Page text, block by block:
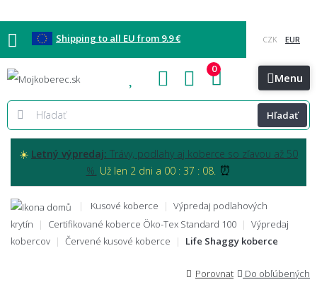
Shipping to all EU from 9.9 €
Blog Kontakt Menu
Hľadať
0
☀️ Letný výpredaj: Trávy, podlahy aj koberce so zľavou až 50
%. Už len 2 dni a 00 : 37 : 06. ⏰
Kusové koberce
Výpredaj podlahových
krytín
Certifikované koberce Öko-Tex Standard 100
Výpredaj
kobercov
Červené kusové koberce Life Shaggy koberce
Porovnat Do obľúbených